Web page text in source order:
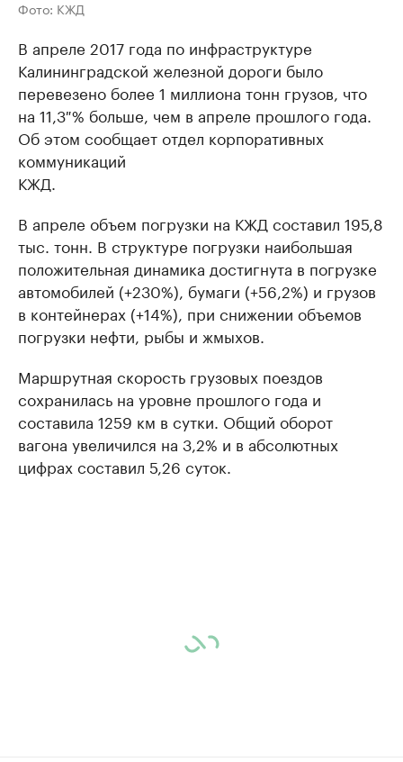
Фото: КЖД
В апреле 2017 года по инфраструктуре
Калининградской железной дороги было
перевезено более 1 миллиона тонн грузов, что
на 11,3 % больше, чем в апреле прошлого года.
Об этом сообщает отдел корпоративных
коммуникаций
КЖД.
В апреле объем погрузки на КЖД составил 195,8
тыс. тонн. В структуре погрузки наибольшая
положительная динамика достигнута в погрузке
автомобилей (+230%), бумаги (+56,2%) и грузов
в контейнерах (+14%), при снижении объемов
погрузки нефти, рыбы и жмыхов.
Маршрутная скорость грузовых поездов
сохранилась на уровне прошлого года и
составила 1259 км в сутки. Общий оборот
вагона увеличился на 3,2% и в абсолютных
цифрах составил 5,26 суток.